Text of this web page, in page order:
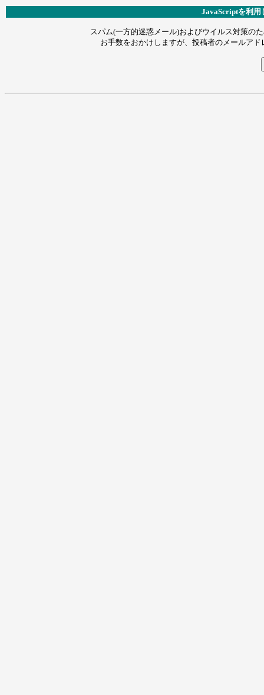
JavaScriptを利用
スパム(一方的迷惑メール)およびウイルス対策の
お手数をおかけしますが、投稿者のメールア